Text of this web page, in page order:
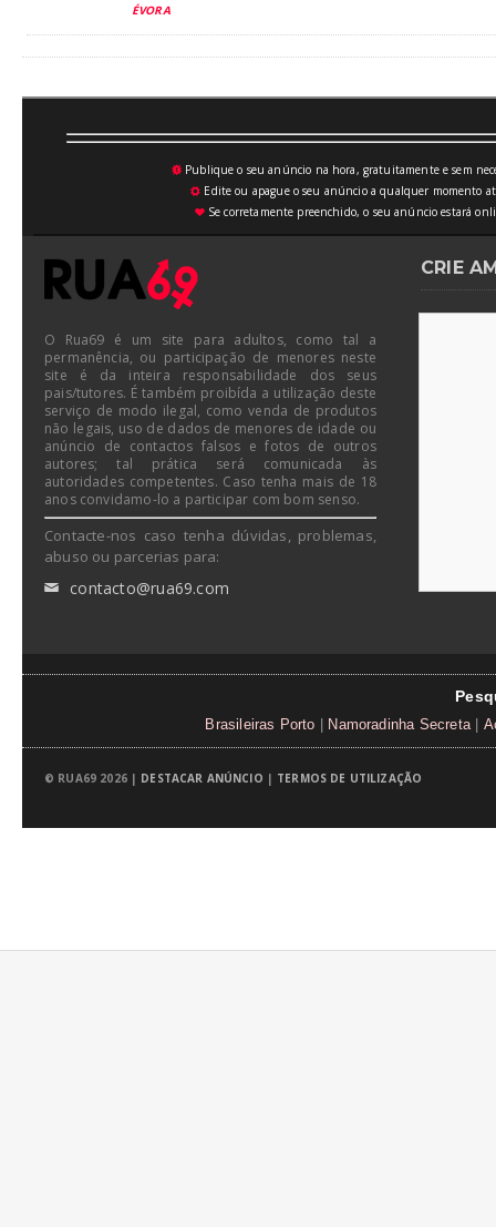
ÉVORA
💥Publique o seu anúncio na hora, gratuitamente e sem
⚙ Edite ou apague o seu anúncio a qualquer momento
♥Se corretamente preenchido, o seu anúncio estará
O Rua69 é um site para adultos, como tal a
permanência, ou participação de menores neste
site é da inteira responsabilidade dos seus
pais/tutores. É também proibída a utilização deste
serviço de modo ilegal, como venda de produtos
não legais, uso de dados de menores de idade ou
anúncio de contactos falsos e fotos de outros
autores; tal prática será comunicada às
autoridades competentes. Caso tenha mais de 18
anos convidamo-lo a participar com bom senso.
Contacte-nos caso tenha dúvidas, problemas,
abuso ou parcerias para:
✉ contacto@rua69.com
CRIE
Brasileiras Porto Namoradinha Secreta
© RUA69 2026 | DESTACAR ANÚNCIO | TERMOS DE UTILIZAÇÃO